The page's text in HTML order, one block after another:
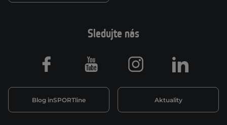
Sledujte nás
Blog inSPORTline Aktuality
Facebook Youtube Instagram LinkedIn